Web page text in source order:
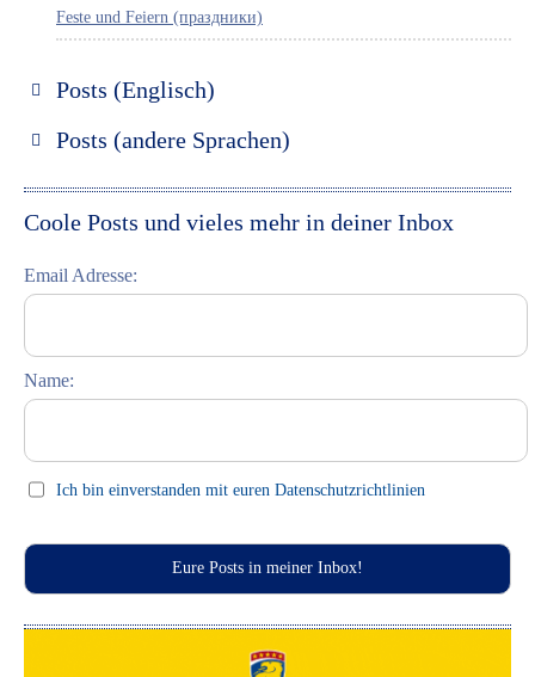
Feste und Feiern (праздники)
Posts (Englisch)
Discover Moscow
Learning Russian
Celebrations (праздники)
Press clips
Posts (andere Sprachen)
Italiano
Coole Posts und vieles mehr in deiner Inbox
Email Adresse:
Name:
Ich bin einverstanden mit euren Datenschutzrichtlinien